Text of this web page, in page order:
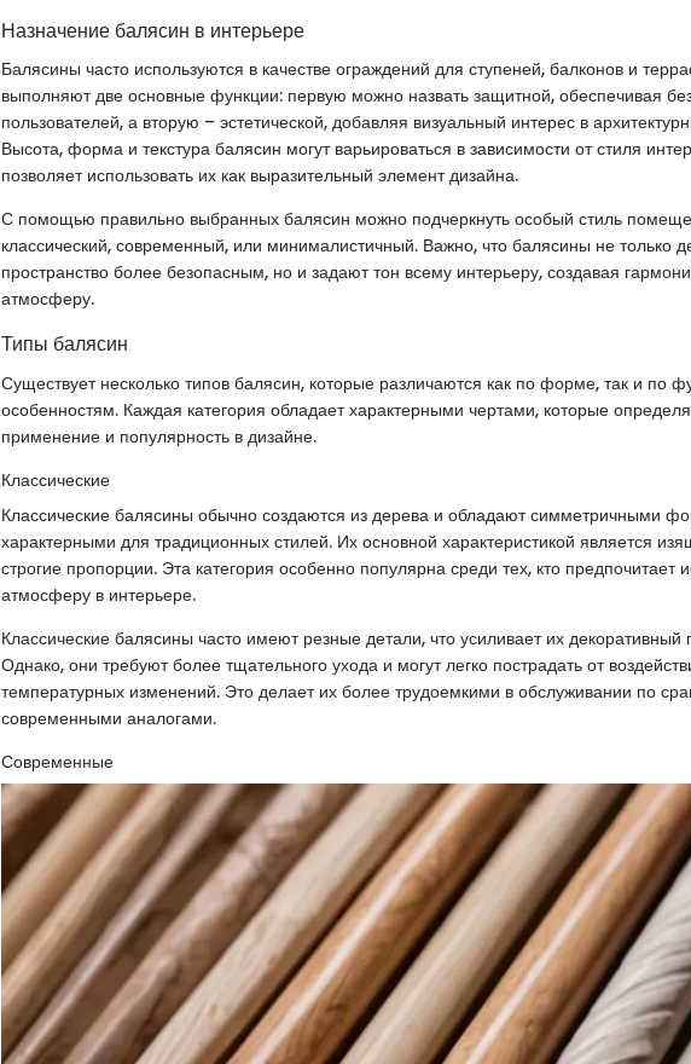
Назначение балясин в интерьере
Балясины часто используются в качестве ограждений для ступеней, балконов и
выполняют две основные функции: первую можно назвать защитной, обеспечивая
пользователей, а вторую – эстетической, добавляя визуальный интерес в
Высота, форма и текстура балясин могут варьироваться в зависимости от стиля
позволяет использовать их как выразительный элемент дизайна.
С помощью правильно выбранных балясин можно подчеркнуть особый стиль
классический, современный, или минималистичный. Важно, что балясины не только
пространство более безопасным, но и задают тон всему интерьеру, создавая
атмосферу.
Типы балясин
Существует несколько типов балясин, которые различаются как по форме, так и по
особенностям. Каждая категория обладает характерными чертами, которые
применение и популярность в дизайне.
Классические
Классические балясины обычно создаются из дерева и обладают симметричными
характерными для традиционных стилей. Их основной характеристикой является
строгие пропорции. Эта категория особенно популярна среди тех, кто предпочитает
атмосферу в интерьере.
Классические балясины часто имеют резные детали, что усиливает их декоративный
Однако, они требуют более тщательного ухода и могут легко пострадать от
температурных изменений. Это делает их более трудоемкими в обслуживании по
современными аналогами.
Современные